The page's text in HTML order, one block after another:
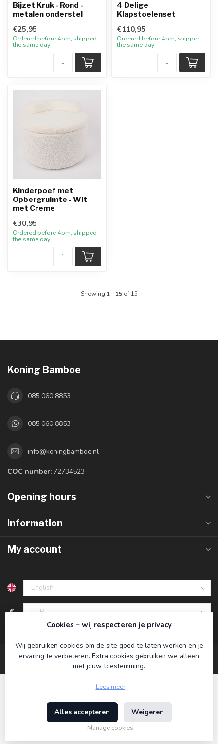
Bijzet Kruk - Rond -
metalen onderstel
€25,95
Ordered before 4pm, shipped
the same day
4 Delige
Klapstoelenset
€110,95
Ordered before 4pm, shipped
the same day
Kinderpoef met
Opbergruimte - Wit
met Creme
€30,95
Ordered before 4pm, shipped
the same day
Showing 1- 15of 15
Koning Bamboe
085 060 8853
085 060 8853
info@koningbamboe.nl
COC number: 72734523
Opening hours
Information
My account
€
© Copyright 2026 Koning Bamboe - Powered by
Theme byDyvelopment
Cookies – wij respecteren je privacy
Wij gebruiken cookies om de site goed te laten werken en je
ervaring te verbeteren. Extra cookies gebruiken we alleen
met jouw toestemming.
Lees meer
Alles accepteren Weigeren
Manage cookies